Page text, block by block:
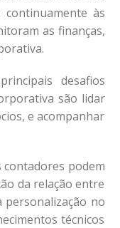
às
as finanças,
desafios
são lidar
e acompanhar
contadores podem
da relação entre
personalização no
técnicos